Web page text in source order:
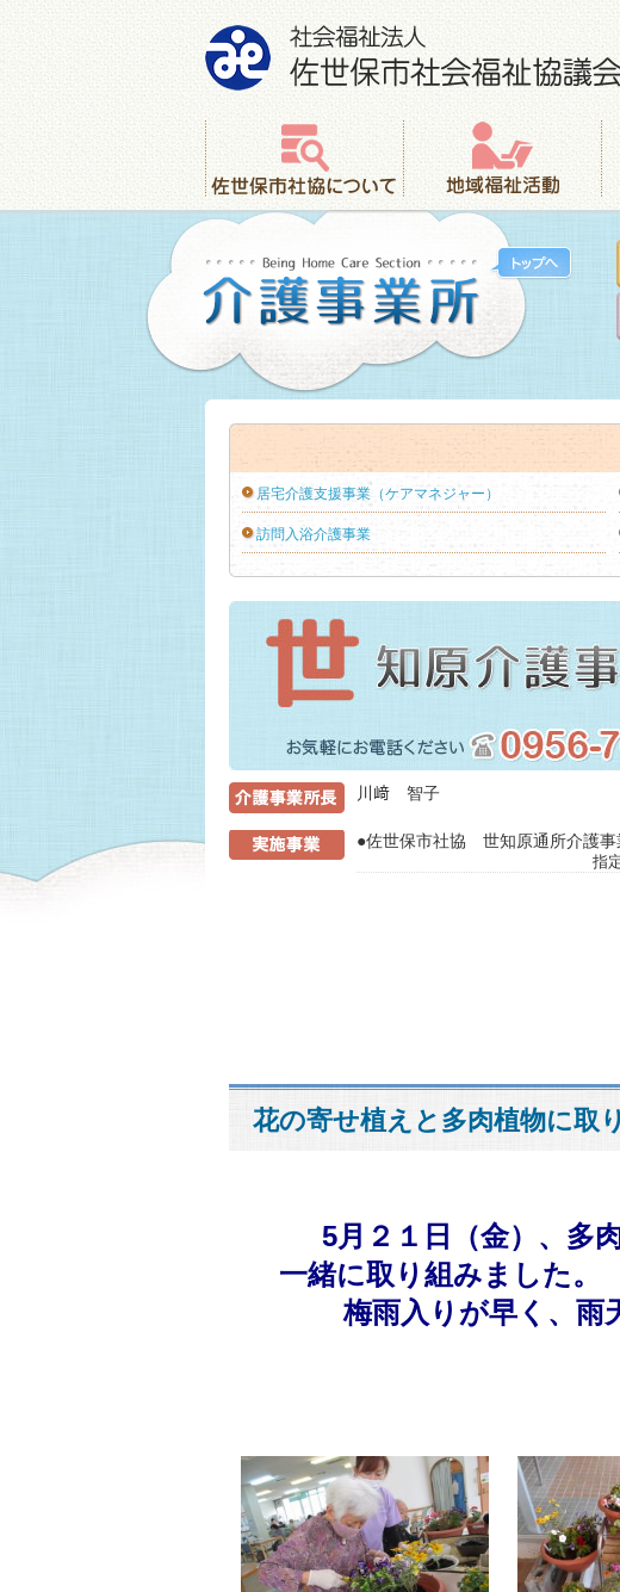
社会福祉法人 佐世保市社会福祉協議会
佐世保市社協について 地域福祉活動 総
居宅介護支援事業（ケアマネジャー）
訪問入浴介護事業
川﨑 智子
●佐世保市社協 世知原通所介護事
指
花の寄せ植えと多肉植物に取
5月２１日（金）、多
一緒に取り組みました。
梅雨入りが早く、雨天